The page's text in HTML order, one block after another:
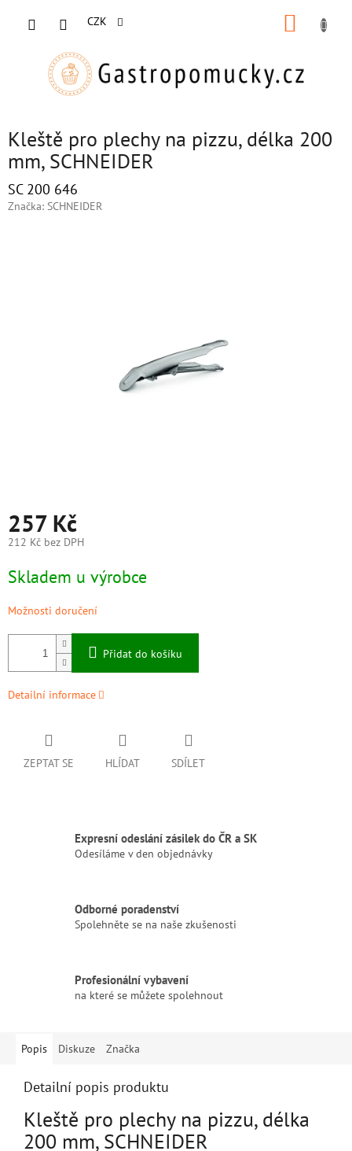
CZK
Kleště pro plechy na pizzu, délka 200
mm, SCHNEIDER
SC 200 646
Značka: SCHNEIDER
257 Kč
212 Kč bez DPH
cena:
Skladem u výrobce
Možnosti doručení
Přidat do košíku
Detailní informace
ZEPTAT SE HLÍDAT SDÍLET
Expresní odeslání zásilek do ČR a SK
Odesíláme v den objednávky
Odborné poradenství
Spolehněte se na naše zkušenosti
Profesionální vybavení
na které se můžete spolehnout
Popis Diskuze Značka
Detailní popis produktu
Kleště pro plechy na pizzu, délka
200 mm, SCHNEIDER